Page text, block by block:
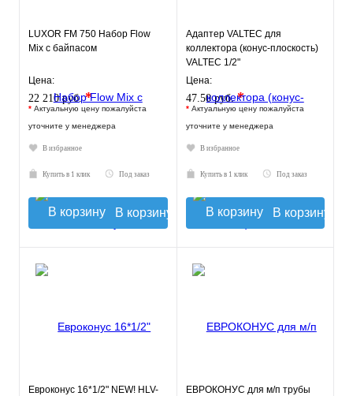
LUXOR FM 750 Набор Flow
Mix с байпасом
Цена:
22 210 руб.*
* Актуальную цену пожалуйста
уточните у менеджера
В избранное
Купить в 1 клик Под заказ
В корзину
Адаптер VALTEC для
коллектора (конус-плоскость)
VALTEC 1/2"
Цена:
47.50 руб.*
* Актуальную цену пожалуйста
уточните у менеджера
В избранное
Купить в 1 клик Под заказ
В корзину
Евроконус 16*1/2" NEW! HLV-
ЕВРОКОНУС для м/п трубы